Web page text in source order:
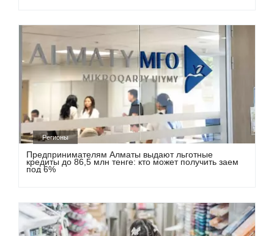
Регионы
Предпринимателям Алматы выдают льготные
кредиты до 86,5 млн тенге: кто может получить заем
под 6%